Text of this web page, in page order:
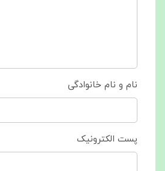
نام و نام خانوادگی
پست الکترونیک